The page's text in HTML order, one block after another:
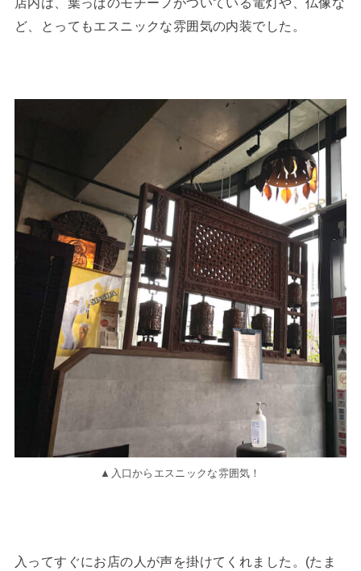
ど、とってもエスニックな雰囲気の内装でした。
▲入口からエスニックな雰囲気！
入ってすぐにお店の人が声を掛けてくれました。(たま